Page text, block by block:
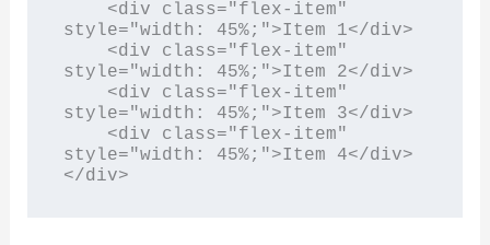
style="width: 45%;">Item 1</div>
style="width: 45%;">Item 2</div>
style="width: 45%;">Item 3</div>
style="width: 45%;">Item 4</div>
</div>